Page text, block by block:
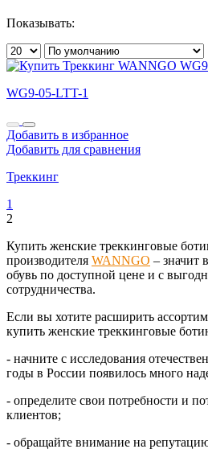
Показывать:
WG9-05-LTT-1
Добавить в избранное
Добавить для сравнения
Треккинг
1
2
Купить женские треккинговые
производителя WANNGO – значит
обувь по доступной цене и с
сотрудничества.
Если вы хотите расширить
купить женские треккинговые
- начните с исследования
годы в России появилось много
- определите свои потребности и
клиентов;
- обращайте внимание на